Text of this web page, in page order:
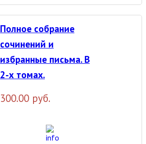
Полное собрание
сочинений и
избранные письма. В
2-х томах.
300.00 руб.